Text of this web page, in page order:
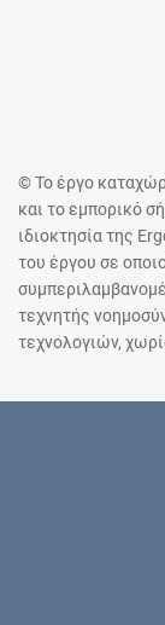
© Το έργο
και το εμπορικό
ιδιοκτησία της
του έργου σε
τεχνητής
τεχνολογιών,